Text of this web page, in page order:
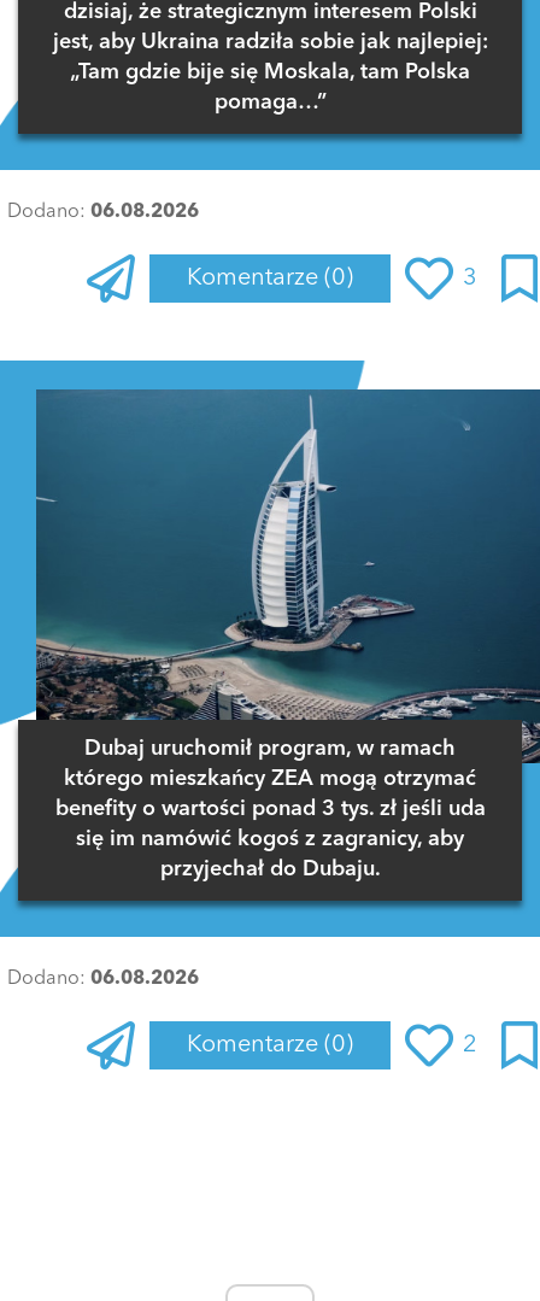
dzisiaj, że strategicznym interesem Polski
jest, aby Ukraina radziła sobie jak najlepiej:
„Tam gdzie bije się Moskala, tam Polska
pomaga…”
Dodano: 06.08.2026
Komentarze (0) 3
Dubaj uruchomił program, w ramach
którego mieszkańcy ZEA mogą otrzymać
benefity o wartości ponad 3 tys. zł jeśli uda
się im namówić kogoś z zagranicy, aby
przyjechał do Dubaju.
Dodano: 06.08.2026
Komentarze (0) 2